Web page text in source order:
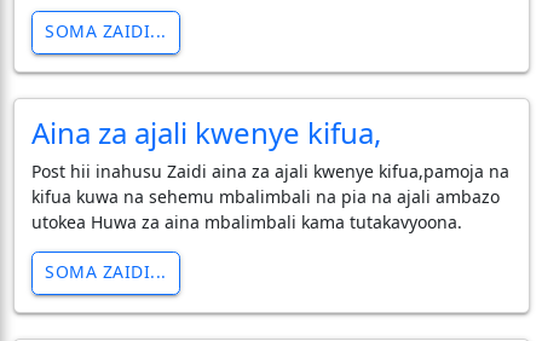
SOMA ZAIDI...
Aina za ajali kwenye kifua,
Post hii inahusu Zaidi aina za ajali kwenye kifua,pamoja na
kifua kuwa na sehemu mbalimbali na pia na ajali ambazo
utokea Huwa za aina mbalimbali kama tutakavyoona.
SOMA ZAIDI...